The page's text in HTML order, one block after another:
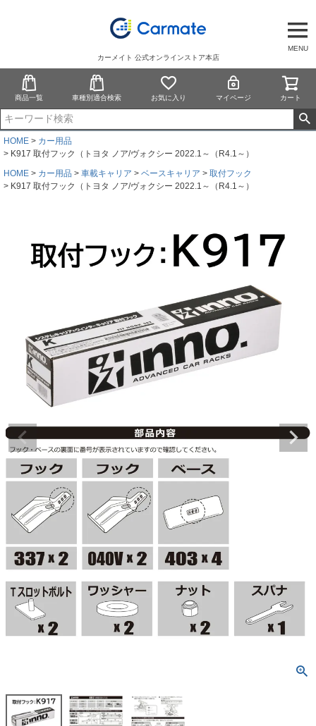
MENU
カーメイト 公式オンラインストア本店
商品一覧 車種別適合検索 お気に入り マイページ カート
HOME
カー用品
K917 取付フック（トヨタ ノア/ヴォクシー 2022.1～（R4.1～）
HOME
カー用品 車載キャリア ベースキャリア
取付フック
K917 取付フック（トヨタ ノア/ヴォクシー 2022.1～（R4.1～）